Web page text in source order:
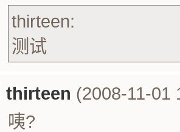
thirteen:
测试
thirteen (2008-11-01
咦?